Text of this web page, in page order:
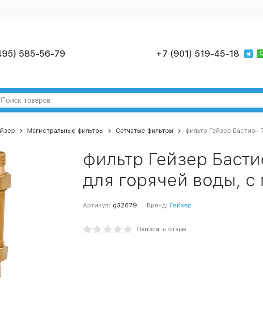
585-56-79 +7 (901) 519-45-18
Магистральные фильтры Сетчатые фильтры фильтр Гейзер
фильтр Гейзер
для горячей воды,
Артикул: g32679 Бренд: Гейзер
Написать отзыв